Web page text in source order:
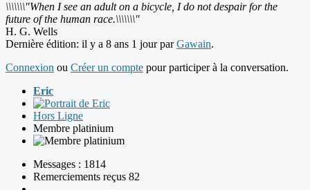
\\\\\\\"When I see an adult on a bicycle, I do not despair for the
future of the human race.\\\\\\\"
H. G. Wells
Dernière édition: il y a 8 ans 1 jour parGawain.
Connexion ou Créer un compte pour participer à la conversation.
Eric
Hors Ligne
Membre platinium
Messages : 1814
Remerciements reçus 82